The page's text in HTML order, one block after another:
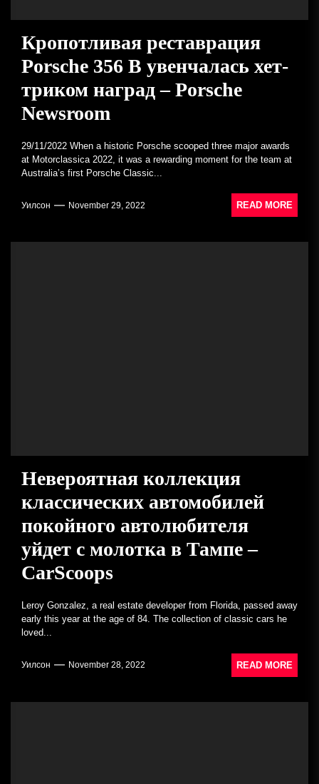
Кропотливая реставрация
Porsche 356 B увенчалась хет-
триком наград – Porsche
Newsroom
29/11/2022 When a historic Porsche scooped three major awards
at Motorclassica 2022, it was a rewarding moment for the team at
Australia’s first Porsche Classic...
Уилсон November 29, 2022 READ MORE
Невероятная коллекция
классических автомобилей
покойного автолюбителя
уйдет с молотка в Тампе –
CarScoops
Leroy Gonzalez, a real estate developer from Florida, passed away
early this year at the age of 84. The collection of classic cars he
loved...
Уилсон November 28, 2022 READ MORE